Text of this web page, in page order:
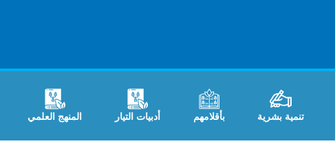
تنمية بشرية بأقلامهم أدبيات التيار المنهج العلمي